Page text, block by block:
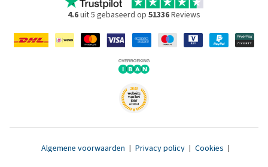
4.6uit 5 gebaseerd op 51336Reviews
Algemene voorwaarden | Privacy policy | Cookies |